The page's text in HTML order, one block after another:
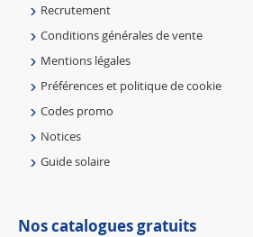
Recrutement
Conditions générales de vente
Mentions légales
Préférences et politique de cookie
Codes promo
Notices
Guide solaire
Nos catalogues gratuits